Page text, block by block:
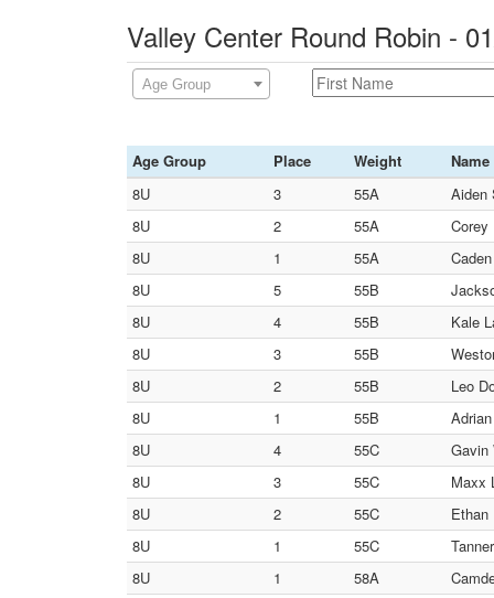
Valley Center Round Robin -
Age Group
Age Group Place Weight
Name
8U
3 55A
Aiden
8U
2 55A
Corey
8U
1 55A
8U
5 55B
8U
4 55B
Kale
8U
3 55B
8U
2 55B
Leo
8U
1 55B
8U
4 55C
Gavin
8U
3 55C
Maxx
8U
2 55C
Ethan
8U
1 55C
8U
1 58A